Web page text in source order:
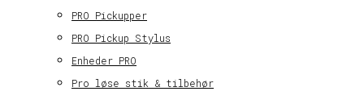
PRO Pickupper
PRO Pickup Stylus
Enheder PRO
Pro løse stik & tilbehør